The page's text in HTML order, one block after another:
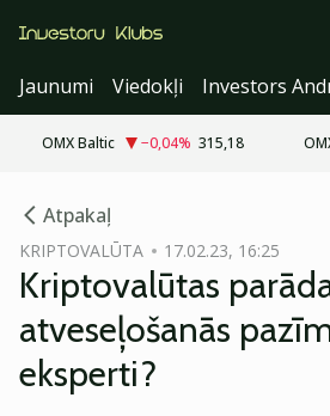
Jaunumi
Viedokļi Investors
OMX Baltic −0,04% 315,18
Atpakaļ
KRIPTOVALŪTA 17.02.23, 16:25
Kriptovalūtas
atveseļošanās
eksperti?